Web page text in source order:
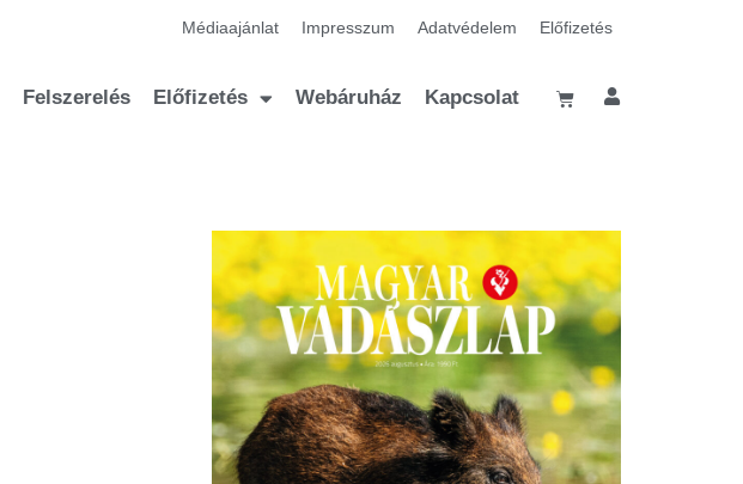
Médiaajánlat Impresszum Adatvédelem Előfizetés
Felszerelés Előfizetés Webáruház Kapcsolat